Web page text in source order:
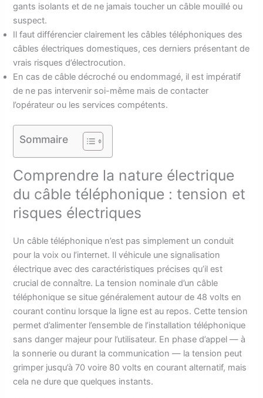
gants isolants et de ne jamais toucher un câble mouillé ou
suspect.
Il faut différencier clairement les câbles téléphoniques des
câbles électriques domestiques, ces derniers présentant de
vrais risques d’électrocution.
En cas de câble décroché ou endommagé, il est impératif
de ne pas intervenir soi-même mais de contacter
l’opérateur ou les services compétents.
Sommaire
Comprendre la nature électrique
du câble téléphonique : tension et
risques électriques
Un câble téléphonique n’est pas simplement un conduit
pour la voix ou l’internet. Il véhicule une signalisation
électrique avec des caractéristiques précises qu’il est
crucial de connaître. La tension nominale d’un câble
téléphonique se situe généralement autour de 48 volts en
courant continu lorsque la ligne est au repos. Cette tension
permet d’alimenter l’ensemble de l’installation téléphonique
sans danger majeur pour l’utilisateur. En phase d’appel — à
la sonnerie ou durant la communication — la tension peut
grimper jusqu’à 70 voire 80 volts en courant alternatif, mais
cela ne dure que quelques instants.